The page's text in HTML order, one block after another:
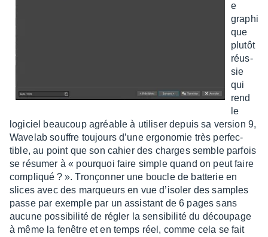
e
graphi
que
plutôt
réus­
sie
qui
rend
le
logi­ciel beau­coup agréable à utili­ser depuis sa version 9,
Wave­lab souffre toujours d’une ergo­no­mie très perfec­
tible, au point que son cahier des charges semble parfois
se résu­mer à « pourquoi faire simple quand on peut faire
compliqué ? ». Tronçon­ner une boucle de batte­rie en
slices avec des marqueurs en vue d’iso­ler des samples
passe par exemple par un assis­tant de 6 pages sans
aucune possi­bi­lité de régler la sensi­bi­lité du décou­page
à même la fenêtre et en temps réel, comme cela se fait